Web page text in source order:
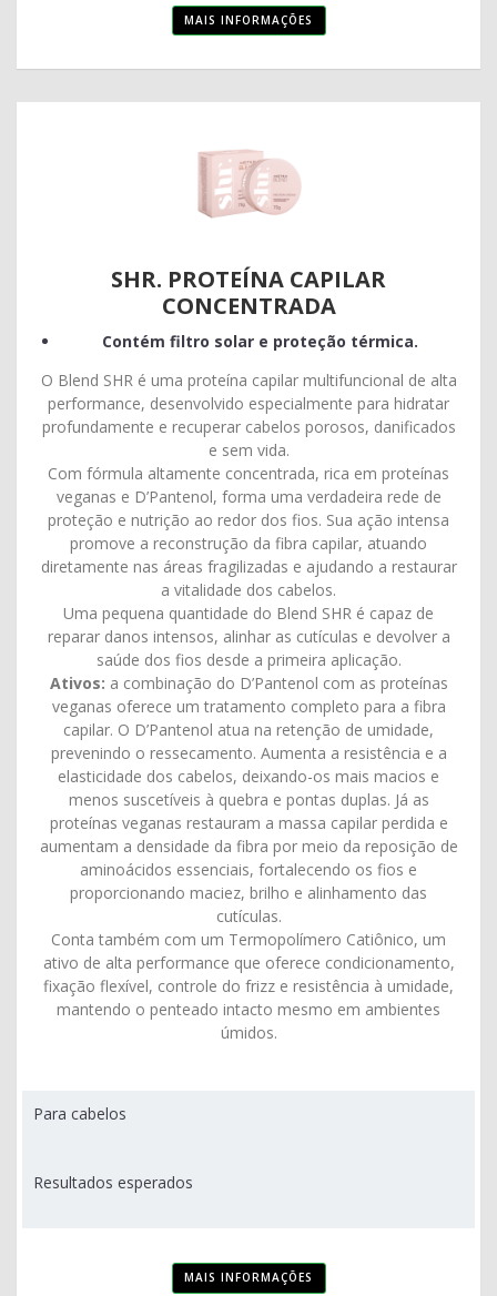
MAIS INFORMAÇÕES
SHR. PROTEÍNA CAPILAR
CONCENTRADA
Contém filtro solar e proteção térmica.
O Blend SHR é uma proteína capilar multifuncional de alta
performance, desenvolvido especialmente para hidratar
profundamente e recuperar cabelos porosos, danificados
e sem vida.
Com fórmula altamente concentrada, rica em proteínas
veganas e D’Pantenol, forma uma verdadeira rede de
proteção e nutrição ao redor dos fios. Sua ação intensa
promove a reconstrução da fibra capilar, atuando
diretamente nas áreas fragilizadas e ajudando a restaurar
a vitalidade dos cabelos.
Uma pequena quantidade do Blend SHR é capaz de
reparar danos intensos, alinhar as cutículas e devolver a
saúde dos fios desde a primeira aplicação.
Ativos: a combinação do D’Pantenol com as proteínas
veganas oferece um tratamento completo para a fibra
capilar. O D’Pantenol atua na retenção de umidade,
prevenindo o ressecamento. Aumenta a resistência e a
elasticidade dos cabelos, deixando-os mais macios e
menos suscetíveis à quebra e pontas duplas. Já as
proteínas veganas restauram a massa capilar perdida e
aumentam a densidade da fibra por meio da reposição de
aminoácidos essenciais, fortalecendo os fios e
proporcionando maciez, brilho e alinhamento das
cutículas.
Conta também com um Termopolímero Catiônico, um
ativo de alta performance que oferece condicionamento,
fixação flexível, controle do frizz e resistência à umidade,
mantendo o penteado intacto mesmo em ambientes
úmidos.
Para cabelos
Resultados esperados
MAIS INFORMAÇÕES